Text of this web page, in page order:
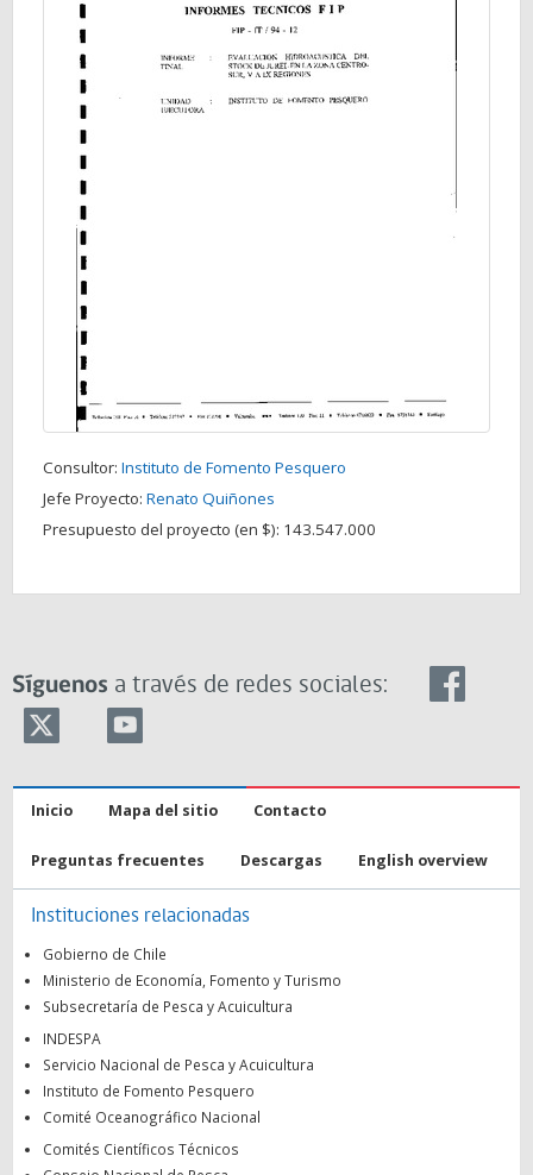
Consultor: Instituto de Fomento Pesquero
Jefe Proyecto: Renato Quiñones
Presupuesto del proyecto (en $): 143.547.000
Síguenos a través de redes sociales:
Inicio Mapa del sitio Contacto
Preguntas frecuentes Descargas English overview
Instituciones relacionadas
Gobierno de Chile
Ministerio de Economía, Fomento y Turismo
Subsecretaría de Pesca y Acuicultura
INDESPA
Servicio Nacional de Pesca y Acuicultura
Instituto de Fomento Pesquero
Comité Oceanográfico Nacional
Comités Científicos Técnicos